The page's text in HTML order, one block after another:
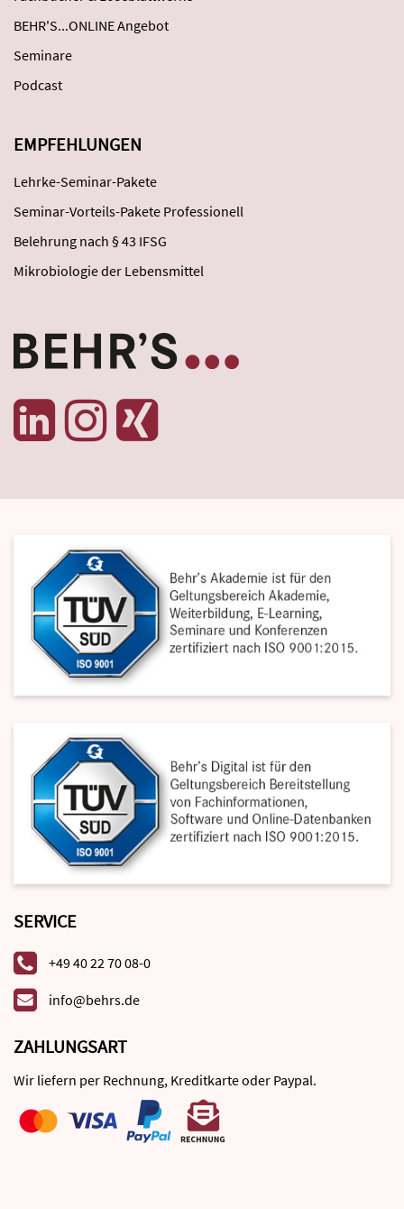
BEHR'S...ONLINE Angebot
Seminare
Podcast
EMPFEHLUNGEN
Lehrke-Seminar-Pakete
Seminar-Vorteils-Pakete Professionell
Belehrung nach § 43 IFSG
Mikrobiologie der Lebensmittel
SERVICE
+49 40 22 70 08-0
info@behrs.de
ZAHLUNGSART
Wir liefern per Rechnung, Kreditkarte oder Paypal.